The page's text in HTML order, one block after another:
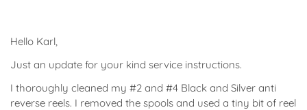
Hello Karl,
Just an update for your kind service instructions.
I thoroughly cleaned my #2 and #4 Black and Silver anti
reverse reels. I removed the spools and used a tiny bit of reel